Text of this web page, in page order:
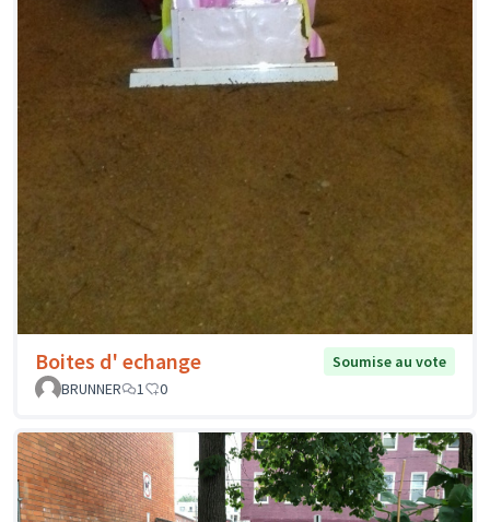
Boites d' echange
Soumise au vote
BRUNNER
1 0